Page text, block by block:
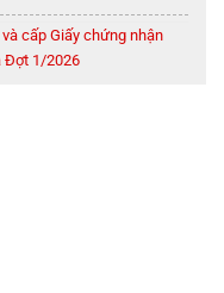
cấp Giấy chứng nhận
Đợt 1/2026